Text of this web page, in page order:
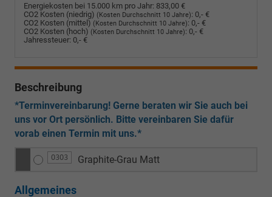
Energiekosten bei 15.000 km pro Jahr: 833,00 €
CO2 Kosten (niedrig) (Kosten Durchschnitt 10 Jahre): 0,- €
CO2 Kosten (mittel) (Kosten Durchschnitt 10 Jahre): 0,- €
CO2 Kosten (hoch) (Kosten Durchschnitt 10 Jahre): 0,- €
Jahressteuer: 0,- €
Beschreibung
*Terminvereinbarung! Gerne beraten wir Sie auch bei
uns vor Ort persönlich. Bitte vereinbaren Sie dafür
vorab einen Termin mit uns.*
O3O3 Graphite-Grau Matt
Allgemeines